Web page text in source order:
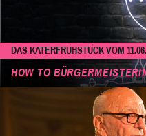
DAS KATERFRÜHSTÜCK VOM 11.06.
HOW TO